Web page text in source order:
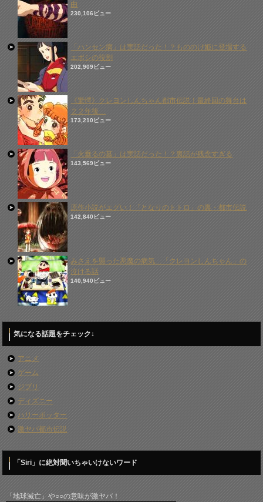
由
230,106ビュー
「ハンセン病」は実話だった！？もののけ姫に登場する
エボシの役割
202,909ビュー
《驚愕》クレヨンしんちゃん都市伝説！最終回の舞台は
２２年後…
173,210ビュー
「火垂るの墓」は実話だった！？裏話が残念すぎる
143,569ビュー
原作小説がエグい！「となりのトトロ」の裏・都市伝説
142,840ビュー
みさえを襲った悪魔の病気…「クレヨンしんちゃん」の
泣ける話
140,940ビュー
気になる話題をチェック↓
アニメ
ゲーム
ジブリ
ディズニー
ハリーポッター
激ヤバ都市伝説
「Siri」に絶対聞いちゃいけないワード
「地球滅亡」や○○の意味が激ヤバ！